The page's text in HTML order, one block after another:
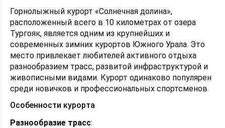
Горнолыжный курорт «Солнечная долина»,
расположенный всего в 10 километрах от озера
Тургояк, является одним из крупнейших и
современных зимних курортов Южного Урала. Это
место привлекает любителей активного отдыха
разнообразием трасс, развитой инфраструктурой и
живописными видами. Курорт одинаково популярен
среди новичков и профессиональных спортсменов.
Особенности курорта
Разнообразие трасс: